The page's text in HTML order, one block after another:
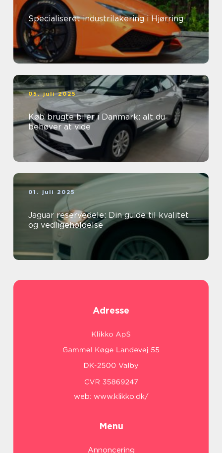
Specialiseret industrilakering i Hjørring
05. juli 2025
Køb brugte biler i Danmark: alt du
behøver at vide
01. juli 2025
Jaguar reservedele: Din guide til kvalitet
og vedligeholdelse
Adresse
web: www.klikko.dk/
Menu
Annoncering